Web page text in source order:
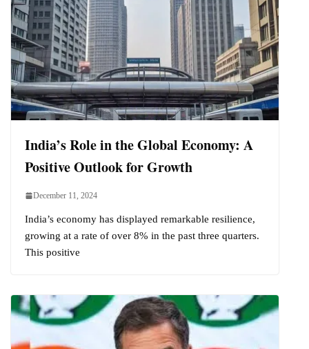
India’s Role in the Global Economy: A
Positive Outlook for Growth
December 11, 2024
India’s economy has displayed remarkable resilience,
growing at a rate of over 8% in the past three quarters.
This positive